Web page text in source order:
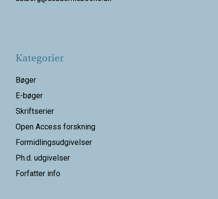
Kategorier
Bøger
E-bøger
Skriftserier
Open Access forskning
Formidlingsudgivelser
Ph.d. udgivelser
Forfatter info